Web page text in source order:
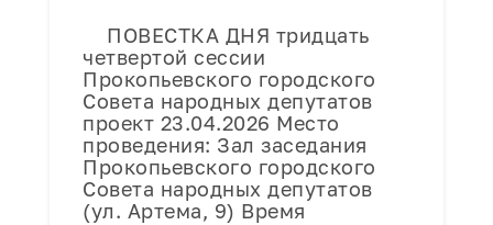
ПОВЕСТКА ДНЯ тридцать
четвертой сессии
Прокопьевского городского
Совета народных депутатов
проект 23.04.2026 Место
проведения: Зал заседания
Прокопьевского городского
Совета народных депутатов
(ул. Артема, 9) Время